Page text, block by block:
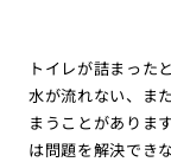
トイレが詰まった
水が流れない、ま
まうことがありま
は問題を解決でき